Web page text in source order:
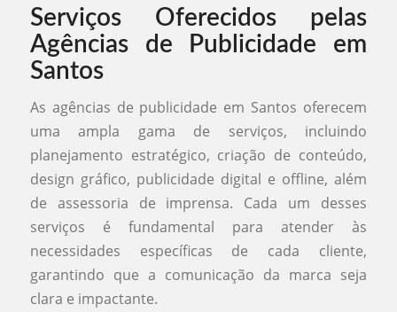
Serviços Oferecidos pelas
Agências de Publicidade em
Santos
As agências de publicidade em Santos oferecem
uma ampla gama de serviços, incluindo
planejamento estratégico, criação de conteúdo,
design gráfico, publicidade digital e offline, além
de assessoria de imprensa. Cada um desses
serviços é fundamental para atender às
necessidades específicas de cada cliente,
garantindo que a comunicação da marca seja
clara e impactante.